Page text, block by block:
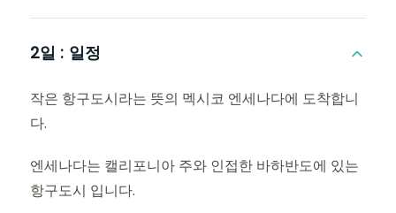
2일 : 일정
작은 항구도시라는 뜻의 멕시코 엔세나다에 도착합니
다.
엔세나다는 캘리포니아 주와 인접한 바하반도에 있는
항구도시 입니다.